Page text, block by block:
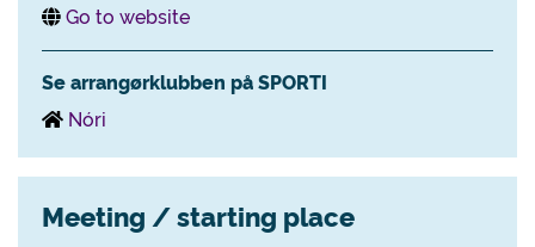
Go to website
Se arrangørklubben på SPORTI
Nóri
Meeting / starting place